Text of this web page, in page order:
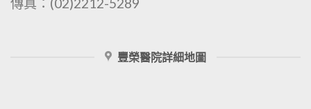
豐榮醫院詳細地圖